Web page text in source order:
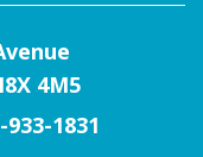
4M5
1831